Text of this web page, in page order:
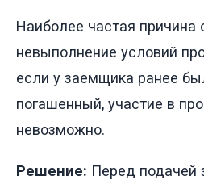
Наиболее частая причина
невыполнение условий
если у заемщика ранее
погашенный, участие в
невозможно.
Решение: Перед подачей